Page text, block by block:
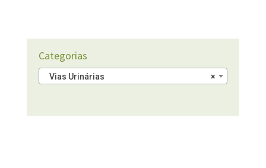
Categorias
×
Vias Urinárias